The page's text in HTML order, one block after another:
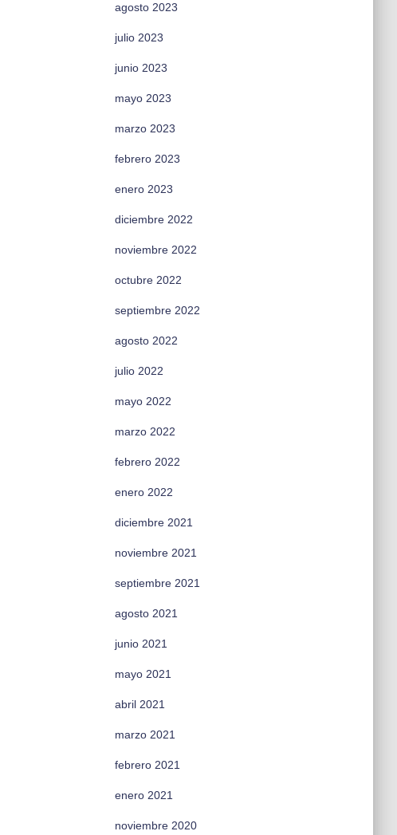
agosto 2023
julio 2023
junio 2023
mayo 2023
marzo 2023
febrero 2023
enero 2023
diciembre 2022
noviembre 2022
octubre 2022
septiembre 2022
agosto 2022
julio 2022
mayo 2022
marzo 2022
febrero 2022
enero 2022
diciembre 2021
noviembre 2021
septiembre 2021
agosto 2021
junio 2021
mayo 2021
abril 2021
marzo 2021
febrero 2021
enero 2021
noviembre 2020